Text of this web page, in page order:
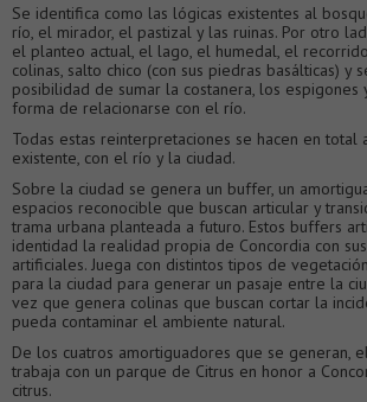
Se identifica como las lógicas existentes al
río, el mirador, el pastizal y las ruinas. Por otro
el planteo actual, el lago, el humedal, el
colinas, salto chico (con sus piedras basálticas) y
posibilidad de sumar la costanera, los
forma de relacionarse con el río.
Todas estas reinterpretaciones se hacen en total
existente, con el río y la ciudad.
Sobre la ciudad se genera un buffer, un
espacios reconocible que buscan articular y
trama urbana planteada a futuro. Estos buffers
identidad la realidad propia de Concordia con
artificiales. Juega con distintos tipos de
para la ciudad para generar un pasaje entre la
vez que genera colinas que buscan cortar la
pueda contaminar el ambiente natural.
De los cuatros amortiguadores que se generan,
trabaja con un parque de Citrus en honor a
citrus.